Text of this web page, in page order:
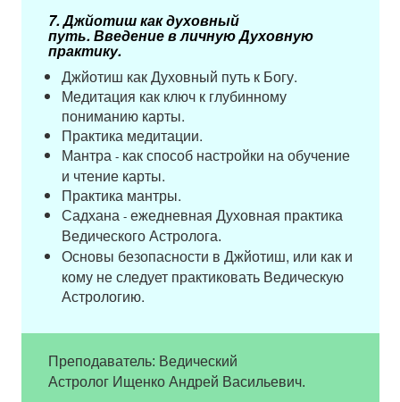
7.​ Джйотиш как духовный
путь.Введение в личную Духовную
практику.
Джйотиш как Духовный путь к Богу.
Медитация как ключ к глубинному
пониманию карты.
Практика медитации.
Мантра- как способ настройки на обучение
и чтение карты.
Практика мантры.
Садхана-ежедневная Духовная практика
Ведического Астролога.
Основы безопасности в Джйотиш, или как и
кому не следует практиковать Ведическую
Астрологию.
Преподаватель: Ведический
Астролог Ищенко Андрей Васильевич.